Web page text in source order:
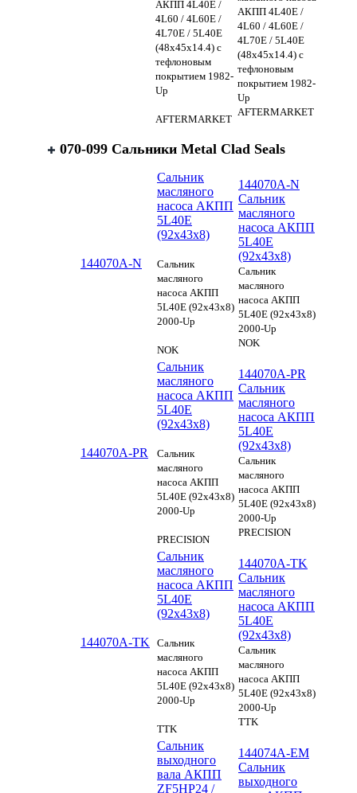
АКПП 4L40E /
4L60 / 4L60E /
4L70E / 5L40E
(48x45x14.4) с
тефлоновым
покрытием 1982-
Up
AFTERMARKET
АКПП 4L40E /
4L60 / 4L60E /
4L70E / 5L40E
(48x45x14.4) с
тефлоновым
покрытием 1982-
Up
AFTERMARKET
070-099 Сальники Metal Clad Seals
144070A-N
Сальник
масляного
насоса АКПП
5L40E
(92x43x8)
Сальник
масляного
насоса АКПП
5L40E (92x43x8)
2000-Up
NOK
144070A-N
Сальник
масляного
насоса АКПП
5L40E
(92x43x8)
Сальник
масляного
насоса АКПП
5L40E (92x43x8)
2000-Up
NOK
144070A-PR
Сальник
масляного
насоса АКПП
5L40E
(92x43x8)
Сальник
масляного
насоса АКПП
5L40E (92x43x8)
2000-Up
PRECISION
144070A-PR
Сальник
масляного
насоса АКПП
5L40E
(92x43x8)
Сальник
масляного
насоса АКПП
5L40E (92x43x8)
2000-Up
PRECISION
144070A-TK
Сальник
масляного
насоса АКПП
5L40E
(92x43x8)
Сальник
масляного
насоса АКПП
5L40E (92x43x8)
2000-Up
TTK
144070A-TK
Сальник
масляного
насоса АКПП
5L40E
(92x43x8)
Сальник
масляного
насоса АКПП
5L40E (92x43x8)
2000-Up
TTK
Сальник
выходного
вала АКПП
ZF5HP24 /
144074A-EM
Сальник
выходного